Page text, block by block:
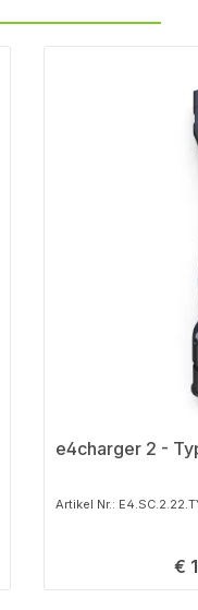
e4charger 2 -
Artikel Nr.:
€